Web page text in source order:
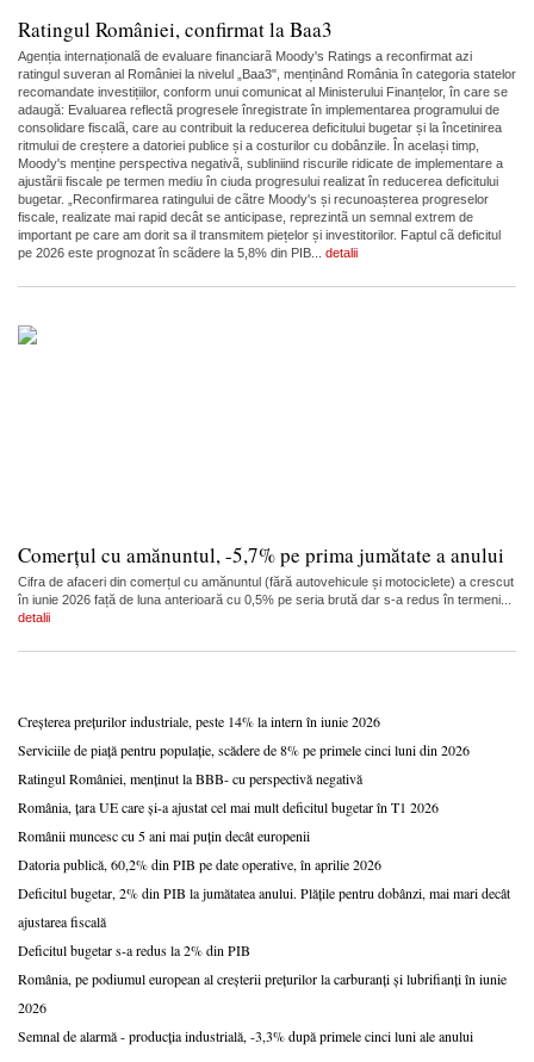
Ratingul României, confirmat la Baa3
Agenția internaționalã de evaluare financiarã Moody's Ratings a reconfirmat azi
ratingul suveran al României la nivelul „Baa3", menținând România în categoria statelor
recomandate investițiilor, conform unui comunicat al Ministerului Finanțelor, în care se
adaugă: Evaluarea reflectã progresele înregistrate în implementarea programului de
consolidare fiscalã, care au contribuit la reducerea deficitului bugetar și la încetinirea
ritmului de creștere a datoriei publice și a costurilor cu dobânzile. În același timp,
Moody's menține perspectiva negativã, subliniind riscurile ridicate de implementare a
ajustãrii fiscale pe termen mediu în ciuda progresului realizat în reducerea deficitului
bugetar. „Reconfirmarea ratingului de cãtre Moody's și recunoașterea progreselor
fiscale, realizate mai rapid decât se anticipase, reprezintã un semnal extrem de
important pe care am dorit sa il transmitem piețelor și investitorilor. Faptul cã deficitul
pe 2026 este prognozat în scãdere la 5,8% din PIB... detalii
Comerțul cu amănuntul, -5,7% pe prima jumătate a anului
Cifra de afaceri din comerțul cu amănuntul (fără autovehicule și motociclete) a crescut
în iunie 2026 față de luna anterioară cu 0,5% pe seria brută dar s-a redus în termeni...
detalii
Creșterea prețurilor industriale, peste 14% la intern în iunie 2026
Serviciile de piață pentru populație, scădere de 8% pe primele cinci luni din 2026
Ratingul României, menținut la BBB- cu perspectivă negativă
România, țara UE care și-a ajustat cel mai mult deficitul bugetar în T1 2026
Românii muncesc cu 5 ani mai puțin decât europenii
Datoria publică, 60,2% din PIB pe date operative, în aprilie 2026
Deficitul bugetar, 2% din PIB la jumătatea anului. Plățile pentru dobânzi, mai mari decât
ajustarea fiscală
Deficitul bugetar s-a redus la 2% din PIB
România, pe podiumul european al creșterii prețurilor la carburanți și lubrifianți în iunie
2026
Semnal de alarmă - producția industrială, -3,3% după primele cinci luni ale anului